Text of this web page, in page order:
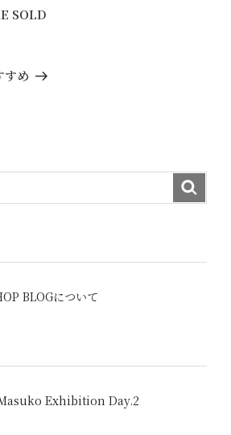
SOLD
すめ
BLOGについて
Exhibition Day.2